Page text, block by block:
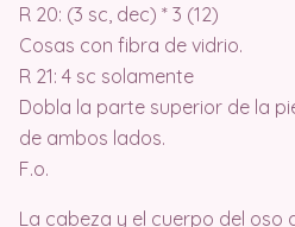
R 20: (3 sc, dec) * 3 (12)
Cosas con fibra de vidrio.
R 21: 4 sc solamente
Dobla la parte superior de la
de ambos lados.
F.o.
La cabeza y el cuerpo del oso